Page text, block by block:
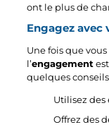
ont le plus de
Engagez avec
Une fois que
l’engagement
quelques
Utilisez des
Offrez des